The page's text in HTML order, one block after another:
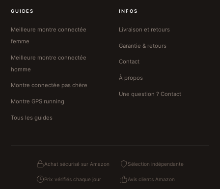
GUIDES
Meilleure montre connectée
femme
Meilleure montre connectée
homme
Montre connectée pas chère
Montre GPS running
Tous les guides
INFOS
Livraison et retours
Garantie & retours
Contact
À propos
Une question ? Contact
Achat sécurisé sur Amazon Sélection indépendante
Prix vérifiés chaque jour Avis clients Amazon